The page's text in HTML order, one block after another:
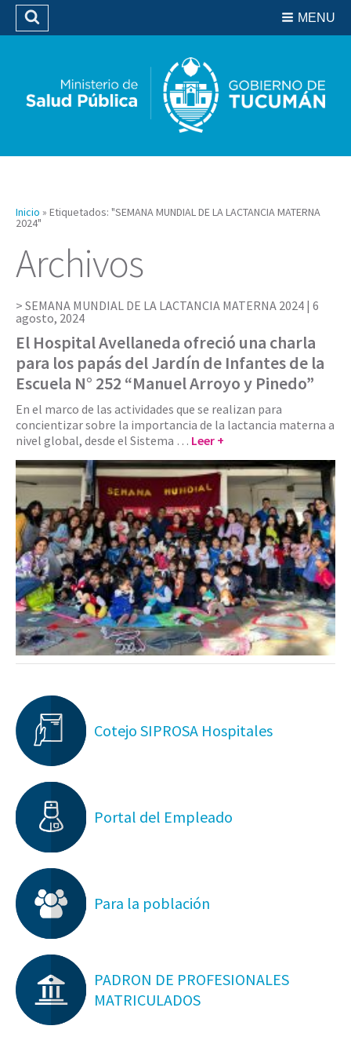
Biblioteca
MENU
Buscar
Inicio » Etiquetados: "SEMANA MUNDIAL DE LA LACTANCIA MATERNA
2024"
Archivos
SEMANA MUNDIAL DE LA LACTANCIA MATERNA 2024 | 6
agosto, 2024
El Hospital Avellaneda ofreció una charla
para los papás del Jardín de Infantes de la
Escuela N° 252 “Manuel Arroyo y Pinedo”
En el marco de las actividades que se realizan para
concientizar sobre la importancia de la lactancia materna a
nivel global, desde el Sistema … Leer +
Cotejo SIPROSA Hospitales
Portal del Empleado
Para la población
PADRON DE PROFESIONALES
MATRICULADOS